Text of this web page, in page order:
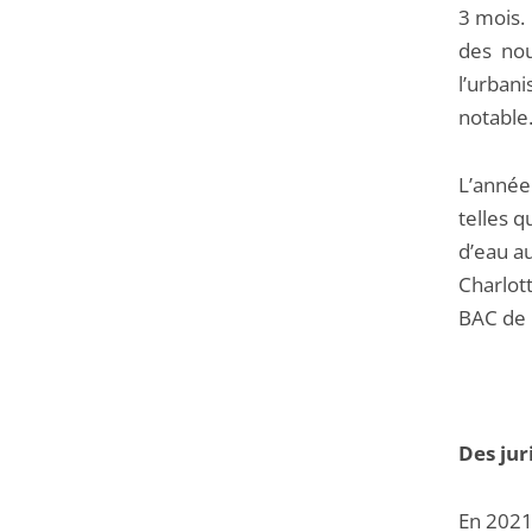
3 mois.
des
notable.
telles
d’eau
BAC
Des
En